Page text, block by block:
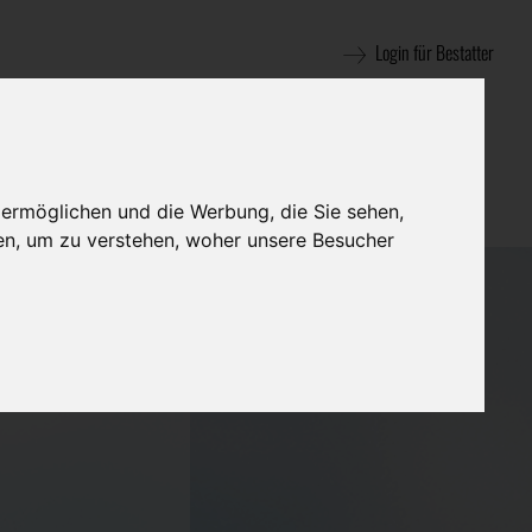
und die Werbung, die Sie sehen,
um zu verstehen, woher unsere Besucher
Login für Bestatter